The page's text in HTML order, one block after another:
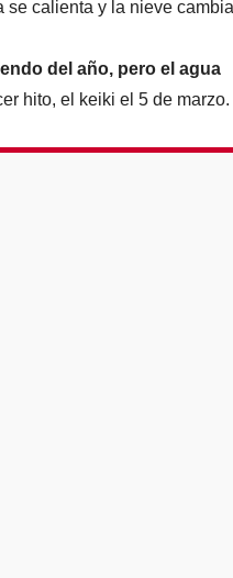
se calienta y la nieve cambia
del año, pero el agua
hito, el keiki el 5 de marzo.